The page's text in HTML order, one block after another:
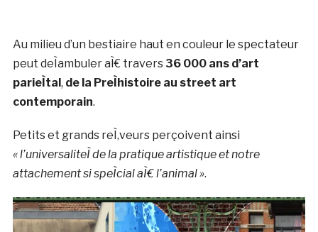
Au milieu d’un bestiaire haut en couleur le spectateur
peut deÌambuler aÌ€ travers 36 000 ans d’art
parieÌtal , de la PreÌhistoire au street art
contemporain.
Petits et grands reÌ‚veurs perçoivent ainsi
« l’universaliteÌ de la pratique artistique et notre
attachement si speÌcial aÌ€ l’animal ».